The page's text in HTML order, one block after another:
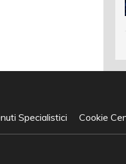
Specialistici Cookie